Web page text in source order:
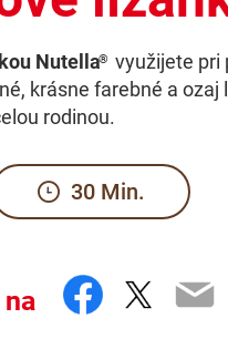
Nutella® využijete pri
krásne farebné a ozaj
rodinou.
30 Min.